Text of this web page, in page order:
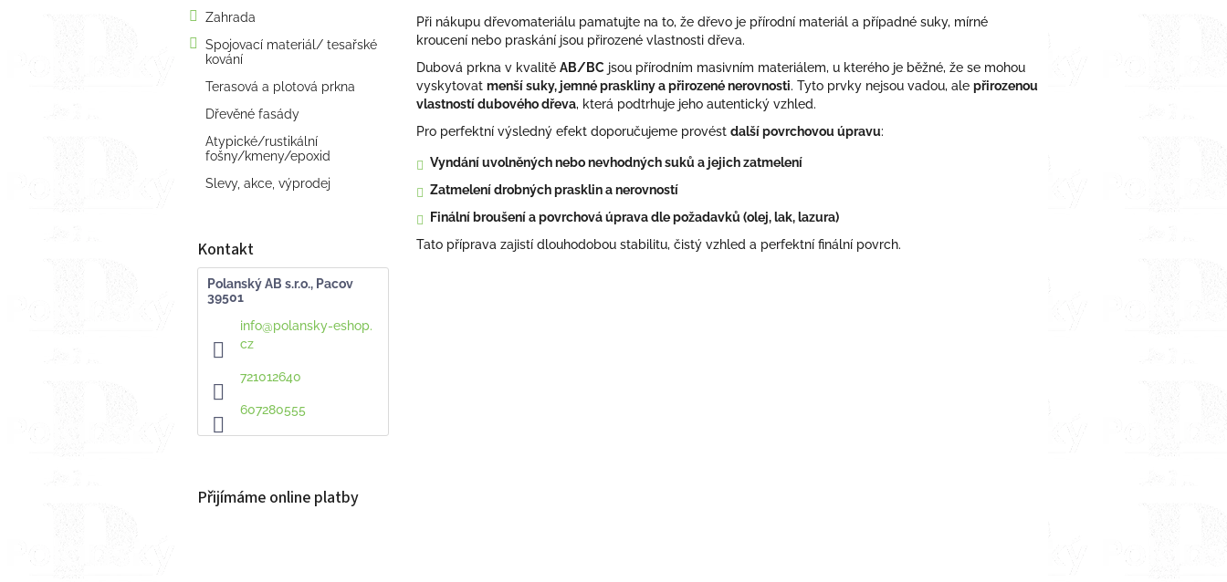
Zahrada
Spojovací materiál/ tesařské
kování
Terasová a plotová prkna
Dřevěné fasády
Atypické/rustikální
fošny/kmeny/epoxid
Slevy, akce, výprodej
Kontakt
Polanský AB s.r.o., Pacov
39501
info@polansky-eshop.
cz
721012640
607280555
Přijímáme online platby
Při nákupu dřevomateriálu pamatujte na to, že dřevo je přírodní materiál a případné suky, mírné
kroucení nebo praskání jsou přirozené vlastnosti dřeva.
Dubová prkna v kvalitě AB/BC jsou přírodním masivním materiálem, u kterého je běžné, že se mohou
vyskytovat menší suky, jemné praskliny a přirozené nerovnosti. Tyto prvky nejsou vadou, ale přirozenou
vlastností dubového dřeva, která podtrhuje jeho autentický vzhled.
Pro perfektní výsledný efekt doporučujeme provést další povrchovou úpravu:
Vyndání uvolněných nebo nevhodných suků a jejich zatmelení
Zatmelení drobných prasklin a nerovností
Finální broušení a povrchová úprava dle požadavků (olej, lak, lazura)
Tato příprava zajistí dlouhodobou stabilitu, čistý vzhled a perfektní finální povrch.